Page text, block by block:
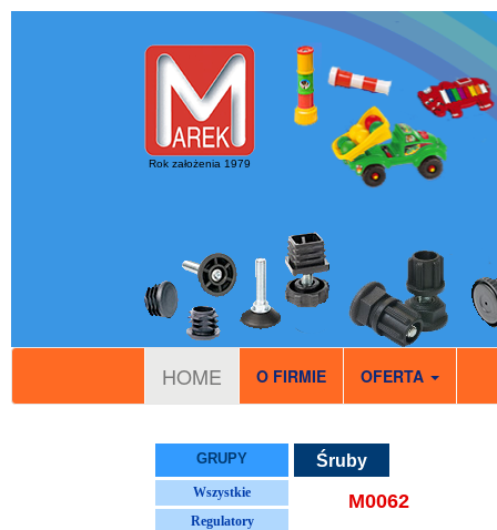
Rok założenia 1979
HOME O FIRMIE OFERTA
GRUPY
Wszystkie
Regulatory
Śruby
M0062